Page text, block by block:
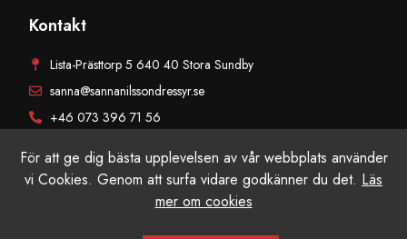
Kontakt
Lista-Prästtorp 5 640 40 Stora Sundby
sanna@sannanilssondressyr.se
+46 073 396 71 56
För att ge dig bästa upplevelsen av vår webbplats använder
vi Cookies. Genom att surfa vidare godkänner du det. Läs
mer om cookies